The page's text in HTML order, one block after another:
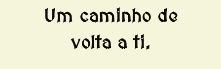
Um caminho de
volta a ti.